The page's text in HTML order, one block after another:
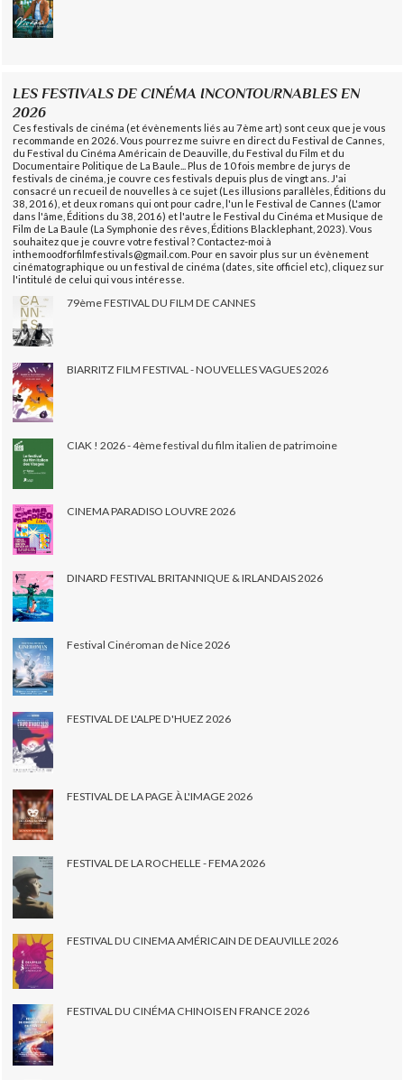
LES FESTIVALS DE CINÉMA INCONTOURNABLES EN
2026
Ces festivals de cinéma (et évènements liés au 7ème art) sont ceux que je vous
recommande en 2026. Vous pourrez me suivre en direct du Festival de Cannes,
du Festival du Cinéma Américain de Deauville, du Festival du Film et du
Documentaire Politique de La Baule... Plus de 10 fois membre de jurys de
festivals de cinéma, je couvre ces festivals depuis plus de vingt ans. J'ai
consacré un recueil de nouvelles à ce sujet (Les illusions parallèles, Éditions du
38, 2016), et deux romans qui ont pour cadre, l'un le Festival de Cannes (L'amor
dans l'âme, Éditions du 38, 2016) et l'autre le Festival du Cinéma et Musique de
Film de La Baule (La Symphonie des rêves, Éditions Blacklephant, 2023). Vous
souhaitez que je couvre votre festival ? Contactez-moi à
inthemoodforfilmfestivals@gmail.com. Pour en savoir plus sur un évènement
cinématographique ou un festival de cinéma (dates, site officiel etc), cliquez sur
l'intitulé de celui qui vous intéresse.
79ème FESTIVAL DU FILM DE CANNES
BIARRITZ FILM FESTIVAL - NOUVELLES VAGUES 2026
CIAK ! 2026 - 4ème festival du film italien de patrimoine
CINEMA PARADISO LOUVRE 2026
DINARD FESTIVAL BRITANNIQUE & IRLANDAIS 2026
Festival Cinéroman de Nice 2026
FESTIVAL DE L'ALPE D'HUEZ 2026
FESTIVAL DE LA PAGE À L'IMAGE 2026
FESTIVAL DE LA ROCHELLE - FEMA 2026
FESTIVAL DU CINEMA AMÉRICAIN DE DEAUVILLE 2026
FESTIVAL DU CINÉMA CHINOIS EN FRANCE 2026